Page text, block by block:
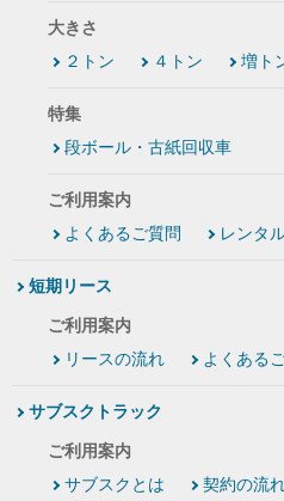
大きさ
２トン
４トン 増ト
特集
段ボール・古紙回収車
ご利用案内
よくあるご質問
レンタ
短期リース
ご利用案内
リースの流れ
よくある
サブスクトラック
ご利用案内
サブスクとは
契約の流